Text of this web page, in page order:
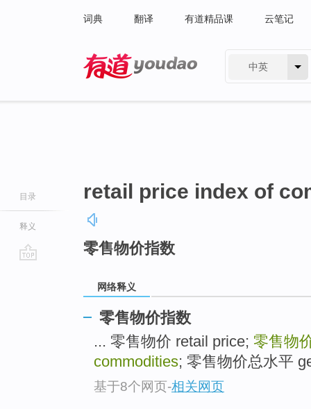
词典 翻译 有道精品课 云笔记
中英
目录
释义
retail price index of
零售物价指数
网络释义
零售物价指数
... 零售物价 retail price; 零售物
commodities; 零售物价总水平
基于8个网页-相关网页